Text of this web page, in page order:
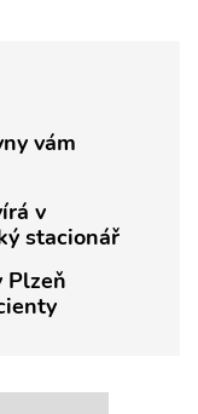
vám
v
stacionář
Plzeň